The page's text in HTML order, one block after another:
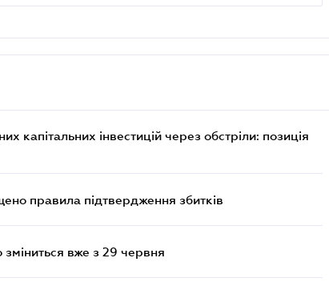
інвестицій через обстріли: позиція
правила підтвердження збитків
вже з 29 червня